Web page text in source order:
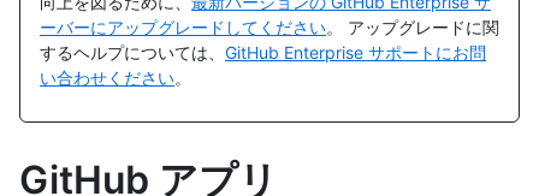
ーバーにアップグレードしてください。 アップグレードに関
するヘルプについては、 GitHub Enterprise サポートにお問
い合わせください。
GitHub アプリ